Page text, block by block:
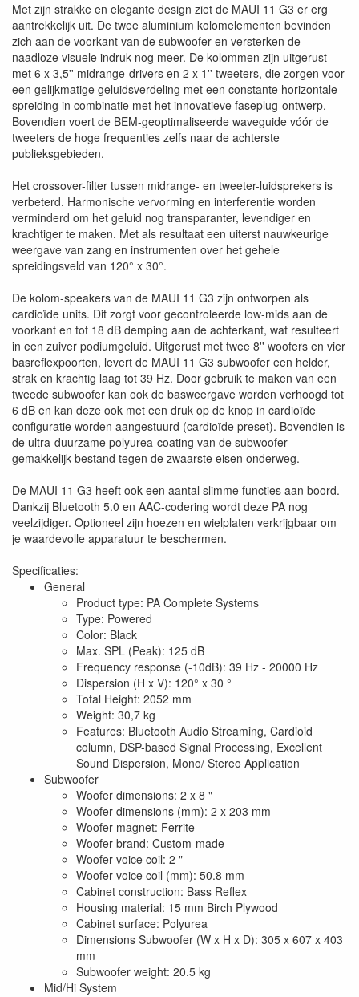
Met zijn strakke en elegante design ziet de MAUI 11 G3 er erg
aantrekkelijk uit. De twee aluminium kolomelementen bevinden
zich aan de voorkant van de subwoofer en versterken de
naadloze visuele indruk nog meer. De kolommen zijn uitgerust
met 6 x 3,5'' midrange-drivers en 2 x 1'' tweeters, die zorgen voor
een gelijkmatige geluidsverdeling met een constante horizontale
spreiding in combinatie met het innovatieve faseplug-ontwerp.
Bovendien voert de BEM-geoptimaliseerde waveguide vóór de
tweeters de hoge frequenties zelfs naar de achterste
publieksgebieden.
Het crossover-filter tussen midrange- en tweeter-luidsprekers is
verbeterd. Harmonische vervorming en interferentie worden
verminderd om het geluid nog transparanter, levendiger en
krachtiger te maken. Met als resultaat een uiterst nauwkeurige
weergave van zang en instrumenten over het gehele
spreidingsveld van 120° x 30°.
De kolom-speakers van de MAUI 11 G3 zijn ontworpen als
cardioïde units. Dit zorgt voor gecontroleerde low-mids aan de
voorkant en tot 18 dB demping aan de achterkant, wat resulteert
in een zuiver podiumgeluid. Uitgerust met twee 8'' woofers en vier
basreflexpoorten, levert de MAUI 11 G3 subwoofer een helder,
strak en krachtig laag tot 39 Hz. Door gebruik te maken van een
tweede subwoofer kan ook de basweergave worden verhoogd tot
6 dB en kan deze ook met een druk op de knop in cardioïde
configuratie worden aangestuurd (cardioïde preset). Bovendien is
de ultra-duurzame polyurea-coating van de subwoofer
gemakkelijk bestand tegen de zwaarste eisen onderweg.
De MAUI 11 G3 heeft ook een aantal slimme functies aan boord.
Dankzij Bluetooth 5.0 en AAC-codering wordt deze PA nog
veelzijdiger. Optioneel zijn hoezen en wielplaten verkrijgbaar om
je waardevolle apparatuur te beschermen.
Specificaties:
General
Product type: PA Complete Systems
Type: Powered
Color: Black
Max. SPL (Peak): 125 dB
Frequency response (-10dB): 39 Hz - 20000 Hz
Dispersion (H x V): 120° x 30 °
Total Height: 2052 mm
Weight: 30,7 kg
Features: Bluetooth Audio Streaming, Cardioid
column, DSP-based Signal Processing, Excellent
Sound Dispersion, Mono/ Stereo Application
Subwoofer
Woofer dimensions: 2 x 8 "
Woofer dimensions (mm): 2 x 203 mm
Woofer magnet: Ferrite
Woofer brand: Custom-made
Woofer voice coil: 2 "
Woofer voice coil (mm): 50.8 mm
Cabinet construction: Bass Reflex
Housing material: 15 mm Birch Plywood
Cabinet surface: Polyurea
Dimensions Subwoofer (W x H x D): 305 x 607 x 403
mm
Subwoofer weight: 20.5 kg
Mid/Hi System